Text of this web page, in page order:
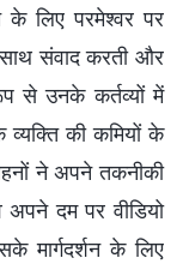
लिए परमेश्वर पर
संवाद करती और
से उनके कर्तव्यों में
की कमियों के
ने अपने तकनीकी
दम पर वीडियो
मार्गदर्शन के लिए